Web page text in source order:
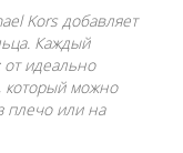
Kors добавляет
Каждый
идеально
можно
плечо или на